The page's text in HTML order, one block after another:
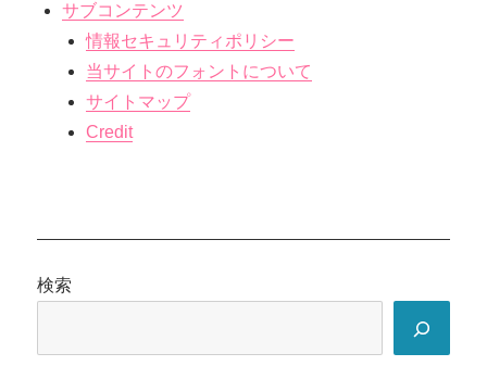
サブコンテンツ
情報セキュリティポリシー
当サイトのフォントについて
サイトマップ
Credit
検索